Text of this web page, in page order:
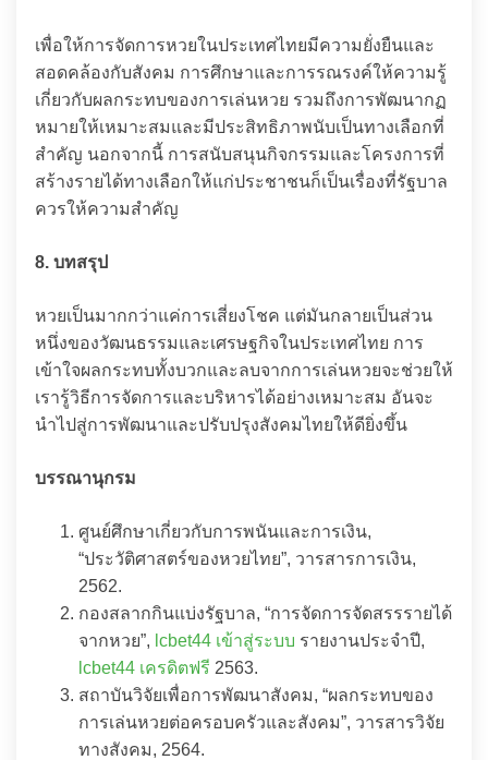
เพื่อให้การจัดการหวยในประเทศไทยมีความยั่งยืนและ
สอดคล้องกับสังคม การศึกษาและการรณรงค์ให้ความรู้
เกี่ยวกับผลกระทบของการเล่นหวย รวมถึงการพัฒนากฏ
หมายให้เหมาะสมและมีประสิทธิภาพนับเป็นทางเลือกที่
สำคัญ นอกจากนี้ การสนับสนุนกิจกรรมและโครงการที่
สร้างรายได้ทางเลือกให้แก่ประชาชนก็เป็นเรื่องที่รัฐบาล
ควรให้ความสำคัญ
8. บทสรุป
หวยเป็นมากกว่าแค่การเสี่ยงโชค แต่มันกลายเป็นส่วน
หนึ่งของวัฒนธรรมและเศรษฐกิจในประเทศไทย การ
เข้าใจผลกระทบทั้งบวกและลบจากการเล่นหวยจะช่วยให้
เรารู้วิธีการจัดการและบริหารได้อย่างเหมาะสม อันจะ
นำไปสู่การพัฒนาและปรับปรุงสังคมไทยให้ดียิ่งขึ้น
บรรณานุกรม
ศูนย์ศึกษาเกี่ยวกับการพนันและการเงิน,
“ประวัติศาสตร์ของหวยไทย”, วารสารการเงิน,
2562.
กองสลากกินแบ่งรัฐบาล, “การจัดการจัดสรรรายได้
จากหวย”, lcbet44 เข้าสู่ระบบ รายงานประจำปี,
lcbet44 เครดิตฟรี 2563.
สถาบันวิจัยเพื่อการพัฒนาสังคม, “ผลกระทบของ
การเล่นหวยต่อครอบครัวและสังคม”, วารสารวิจัย
ทางสังคม, 2564.